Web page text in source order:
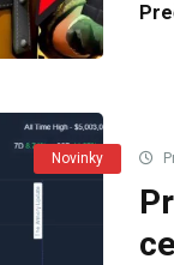
Novinky